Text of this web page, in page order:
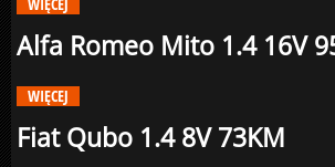
Alfa Romeo Mito 1.4 16V
WIĘCEJ
Fiat Qubo 1.4 8V 73KM